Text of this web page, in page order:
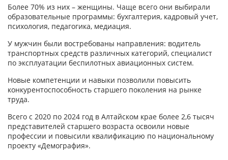
Более 70% из них – женщины. Чаще всего они выбирали
образовательные программы: бухгалтерия, кадровый учет,
психология, педагогика, медиация.
У мужчин были востребованы направления: водитель
транспортных средств различных категорий, специалист
по эксплуатации беспилотных авиационных систем.
Новые компетенции и навыки позволили повысить
конкурентоспособность старшего поколения на рынке
труда.
Всего с 2020 по 2024 год в Алтайском крае более 2,6 тысяч
представителей старшего возраста освоили новые
профессии и повысили квалификацию по национальному
проекту «Демография».